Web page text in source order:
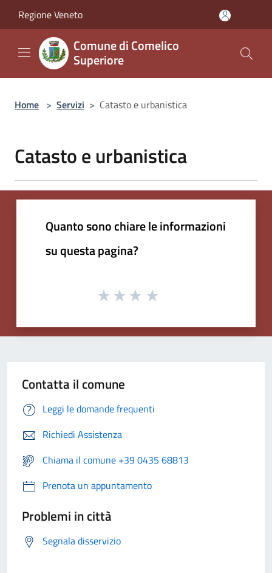
Regione Veneto
Comune di Comelico
Superiore
Home > Servizi > Catasto e urbanistica
Catasto e urbanistica
Quanto sono chiare le informazioni
su questa pagina?
Contatta il comune
Leggi le domande frequenti
Richiedi Assistenza
Chiama il comune +39 0435 68813
Prenota un appuntamento
Problemi in città
Segnala disservizio